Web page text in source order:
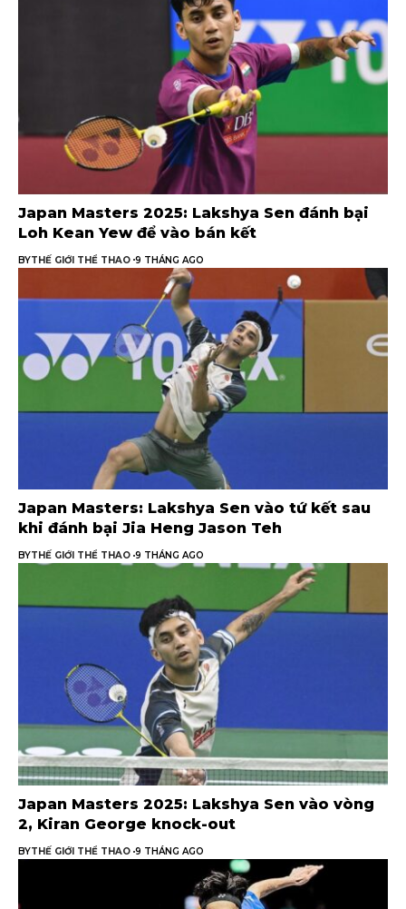
Japan Masters 2025: Lakshya Sen đánh bại
Loh Kean Yew để vào bán kết
BYTHẾ GIỚI THỂ THAO 9 THÁNG AGO
Japan Masters: Lakshya Sen vào tứ kết sau
khi đánh bại Jia Heng Jason Teh
BYTHẾ GIỚI THỂ THAO 9 THÁNG AGO
Japan Masters 2025: Lakshya Sen vào vòng
2, Kiran George knock-out
BYTHẾ GIỚI THỂ THAO 9 THÁNG AGO